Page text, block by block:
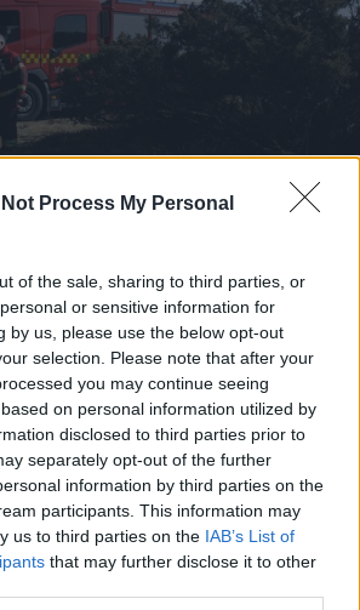
Not Process My Personal
of the sale, sharing to third parties, or
or sensitive information for
by us, please use the below opt-out
selection. Please note that after your
you may continue seeing
on personal information utilized by
disclosed to third parties prior to
separately opt-out of the further
information by third parties on the
participants. This information may
us to third parties on the IAB’s List of
that may further disclose it to other
kan kysterne, fjordene og de
en flot ramme om den
hvis vejret arter sig.
er en af de få begivenheder,
er både smukt, fascinerende
til at samles om Solen,
livet på Jorden og vores plads i
vil vi give danskerne en
og inspirere til ny viden og
siger Tina Ibsen,
og en af initiativtagerne til
et overblik over, hvornår
kommer hurtigere
Shaw
Følg os på Discover
kommunale